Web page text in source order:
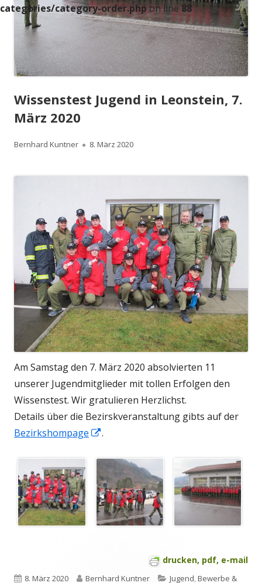
categories/category-order.phpon line88
Wissenstest Jugend in Leonstein, 7.
März 2020
Autor
Bernhard Kuntner
Veröffentlicht
8. März 2020
Am Samstag den 7. März 2020 absolvierten 11
unserer Jugendmitglieder mit tollen Erfolgen den
Wissenstest. Wir gratulieren Herzlichst.
Details über die Bezirskveranstaltung gibts auf der
Bezirkshompage
In
Fenster
öffnen
.
drucken, pdf, e-mail
Veröffentlicht
8. März 2020 Autor
Bernhard Kuntner Kategorien
Jugend,Bewerbe &